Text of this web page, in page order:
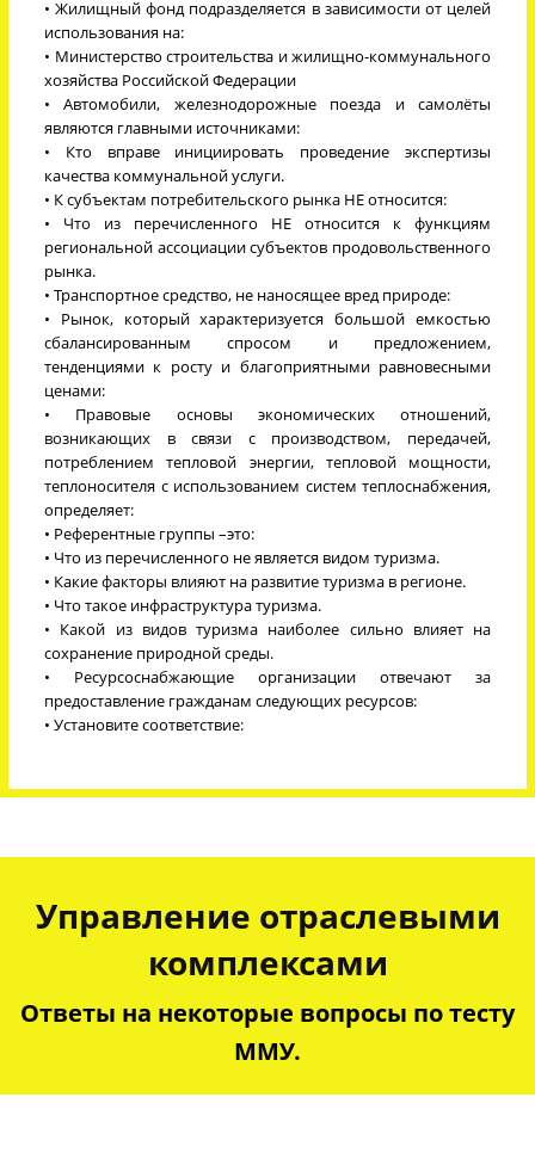
• Жилищный фонд подразделяется в зависимости от целей
использования на:
• Министерство строительства и жилищно-коммунального
хозяйства Российской Федерации
• Автомобили, железнодорожные поезда и самолёты
являются главными источниками:
• Кто вправе инициировать проведение экспертизы
качества коммунальной услуги.
• К субъектам потребительского рынка НЕ относится:
• Что из перечисленного НЕ относится к функциям
региональной ассоциации субъектов продовольственного
рынка.
• Транспортное средство, не наносящее вред природе:
• Рынок, который характеризуется большой емкостью
сбалансированным спросом и предложением,
тенденциями к росту и благоприятными равновесными
ценами:
• Правовые основы экономических отношений,
возникающих в связи с производством, передачей,
потреблением тепловой энергии, тепловой мощности,
теплоносителя с использованием систем теплоснабжения,
определяет:
• Референтные группы –это:
• Что из перечисленного не является видом туризма.
• Какие факторы влияют на развитие туризма в регионе.
• Что такое инфраструктура туризма.
• Какой из видов туризма наиболее сильно влияет на
сохранение природной среды.
• Ресурсоснабжающие организации отвечают за
предоставление гражданам следующих ресурсов:
• Установите соответствие:
Управление отраслевыми
комплексами
Ответы на некоторые вопросы по тесту
ММУ.